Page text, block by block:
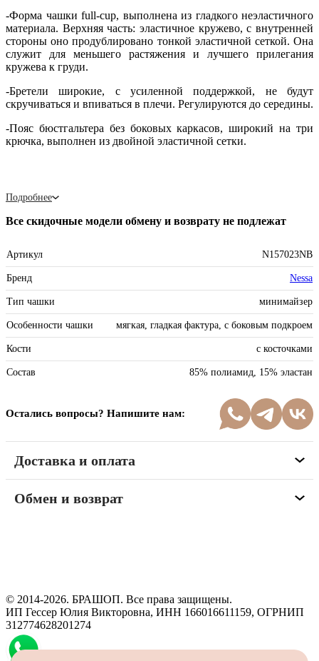
-Форма чашки full-cup, выполнена из гладкого неэластичного
материала. Верхняя часть: эластичное кружево, с внутренней
стороны оно продублировано тонкой эластичной сеткой. Она
служит для меньшего растяжения и лучшего прилегания
кружева к груди.
-Бретели широкие, с усиленной поддержкой, не будут
скручиваться и впиваться в плечи. Регулируются до середины.
-Пояс бюстгальтера без боковых каркасов, широкий на три
крючка, выполнен из двойной эластичной сетки.
Подробнее
Все скидочные модели обмену и возврату не подлежат
Артикул N157023NB
Бренд Nessa
Тип чашки минимайзер
Особенности чашки мягкая, гладкая фактура, с боковым подкроем
Кости с косточками
Состав 85% полиамид, 15% эластан
Остались вопросы? Напишите нам:
Доставка и оплата
Обмен и возврат
© 2014-2026. БРАШОП. Все права защищены.
ИП Гессер Юлия Викторовна, ИНН 166016611159, ОГРНИП
312774628201274